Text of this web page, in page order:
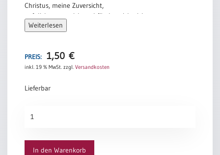
Restbestände
Restbestände
Broschüren
Christus, meine Zuversicht,
auf dich vertrau ich und fürcht mich nicht,
auf dich vertrau ich und fürcht mich nicht.
Weiterlesen
PREIS: 1,50 €
inkl. 19 % MwSt. zzgl. Versandkosten
Lieferbar
Hoffnung
In den Warenkorb